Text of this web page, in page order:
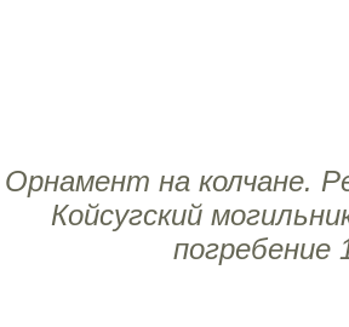
Орнамент на колчане.
Койсугский
погребение